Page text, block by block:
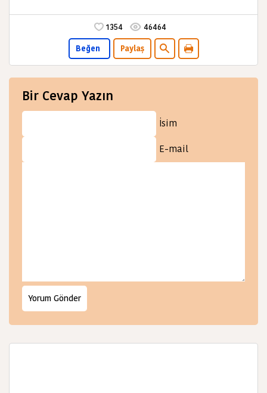
1354 46464
Beğen Paylaş
Bir Cevap Yazın
İsim
E-mail